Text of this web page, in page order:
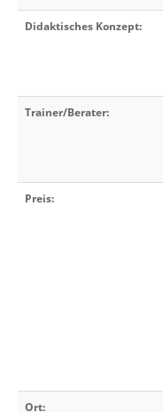
Didaktisches Konzept:
Trainer/Berater:
Preis:
Ort: